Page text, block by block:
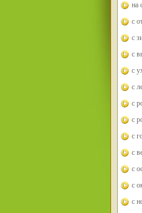
на
с
с
с
с
с
с
с
с
с
с
с
с